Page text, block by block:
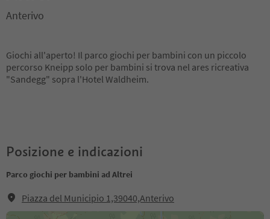
Anterivo
Giochi all'aperto! Il parco giochi per bambini con un piccolo
percorso Kneipp solo per bambini si trova nel ares ricreativa
"Sandegg" sopra l'Hotel Waldheim.
Posizione e indicazioni
Parco giochi per bambini ad Altrei
Piazza del Municipio 1,39040,Anterivo